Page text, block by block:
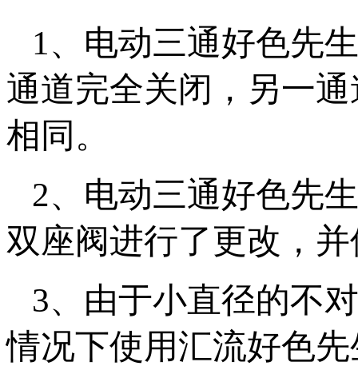
1、电动三通好色
通道完全关闭，另一
相同。
2、电动三通好色
双座阀进行了更改
3、由于小直径的
情况下使用汇流好色先